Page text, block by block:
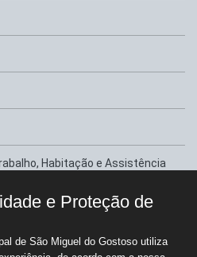
Habitação e Assistência
e Lazer
e Proteção de
de São Miguel do Gostoso utiliza